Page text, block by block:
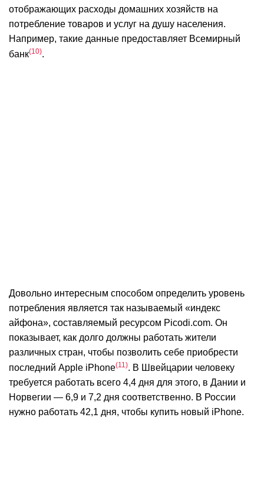
отображающих расходы домашних хозяйств на
потребление товаров и услуг на душу населения.
Например, такие данные предоставляет Всемирный
банк 10 .
Довольно интересным способом определить уровень
потребления является так называемый «индекс
айфона», составляемый ресурсом Picodi.com. Он
показывает, как долго должны работать жители
различных стран, чтобы позволить себе приобрести
последний Apple iPhone 11
. В Швейцарии человеку
требуется работать всего 4,4 дня для этого, в Дании и
Норвегии — 6,9 и 7,2 дня соответственно. В России
нужно работать 42,1 дня, чтобы купить новый iPhone.